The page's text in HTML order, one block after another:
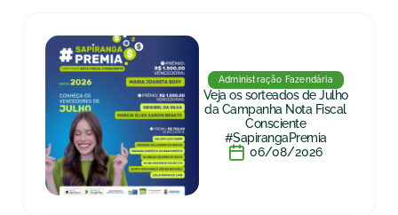
Administração Fazendária
Veja os sorteados de Julho
da Campanha Nota Fiscal
Consciente
#SapirangaPremia
06/08/2026